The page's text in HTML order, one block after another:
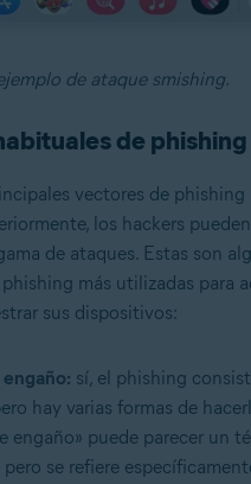
de ataque smishing.
de phishing
vectores de phishing
los hackers
de ataques. Estas son
más utilizadas para
sus dispositivos:
sí, el phishing
hay varias formas de
engaño» puede parecer un
se refiere